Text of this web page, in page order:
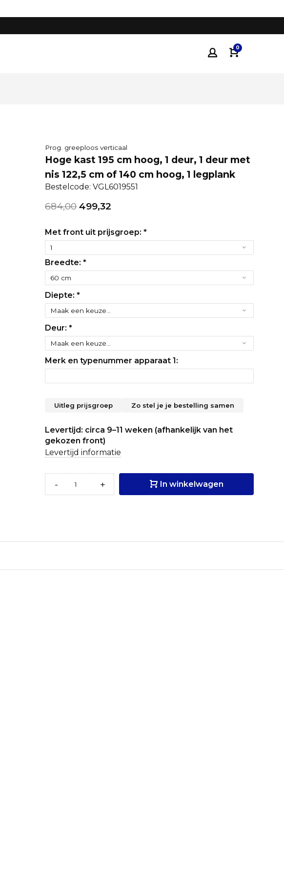
0
Prog. greeploos verticaal
Hoge kast 195 cm hoog, 1 deur, 1 deur met
nis 122,5 cm of 140 cm hoog, 1 legplank
Bestelcode: VGL6019551
684,00 499,32
Met front uit prijsgroep: *
Breedte: *
Diepte: *
Deur: *
Merk en typenummer apparaat 1:
Uitleg prijsgroep Zo stel je je bestelling samen
Levertijd: circa 9–11 weken (afhankelijk van het
gekozen front)
Levertijd informatie
- + In winkelwagen